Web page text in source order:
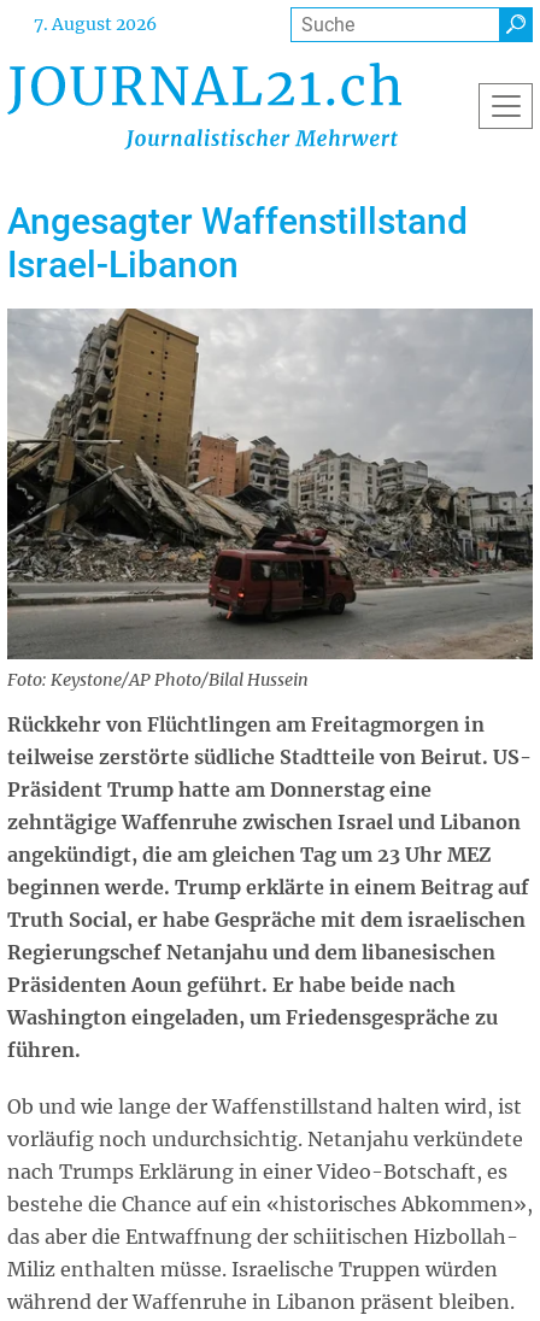
Direkt
Inhalt
7. August 2026 Suche
Angesagter Waffenstillstand
Israel-Libanon
Foto: Keystone/AP Photo/Bilal Hussein
Rückkehr von Flüchtlingen am Freitagmorgen in
teilweise zerstörte südliche Stadtteile von Beirut. US-
Präsident Trump hatte am Donnerstag eine
zehntägige Waffenruhe zwischen Israel und Libanon
angekündigt, die am gleichen Tag um 23 Uhr MEZ
beginnen werde. Trump erklärte in einem Beitrag auf
Truth Social, er habe Gespräche mit dem israelischen
Regierungschef Netanjahu und dem libanesischen
Präsidenten Aoun geführt. Er habe beide nach
Washington eingeladen, um Friedensgespräche zu
führen.
Ob und wie lange der Waffenstillstand halten wird, ist
vorläufig noch undurchsichtig. Netanjahu verkündete
nach Trumps Erklärung in einer Video-Botschaft, es
bestehe die Chance auf ein «historisches Abkommen»,
das aber die Entwaffnung der schiitischen Hizbollah-
Miliz enthalten müsse. Israelische Truppen würden
während der Waffenruhe in Libanon präsent bleiben.